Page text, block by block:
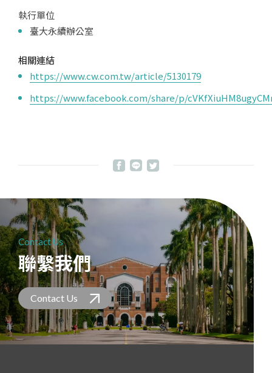
執行單位
臺大永續辦公室
相關連結
https://www.cw.com.tw/article/5130179
https://www.facebook.com/share/p/
Contact Us
聯繫我們
Contact Us